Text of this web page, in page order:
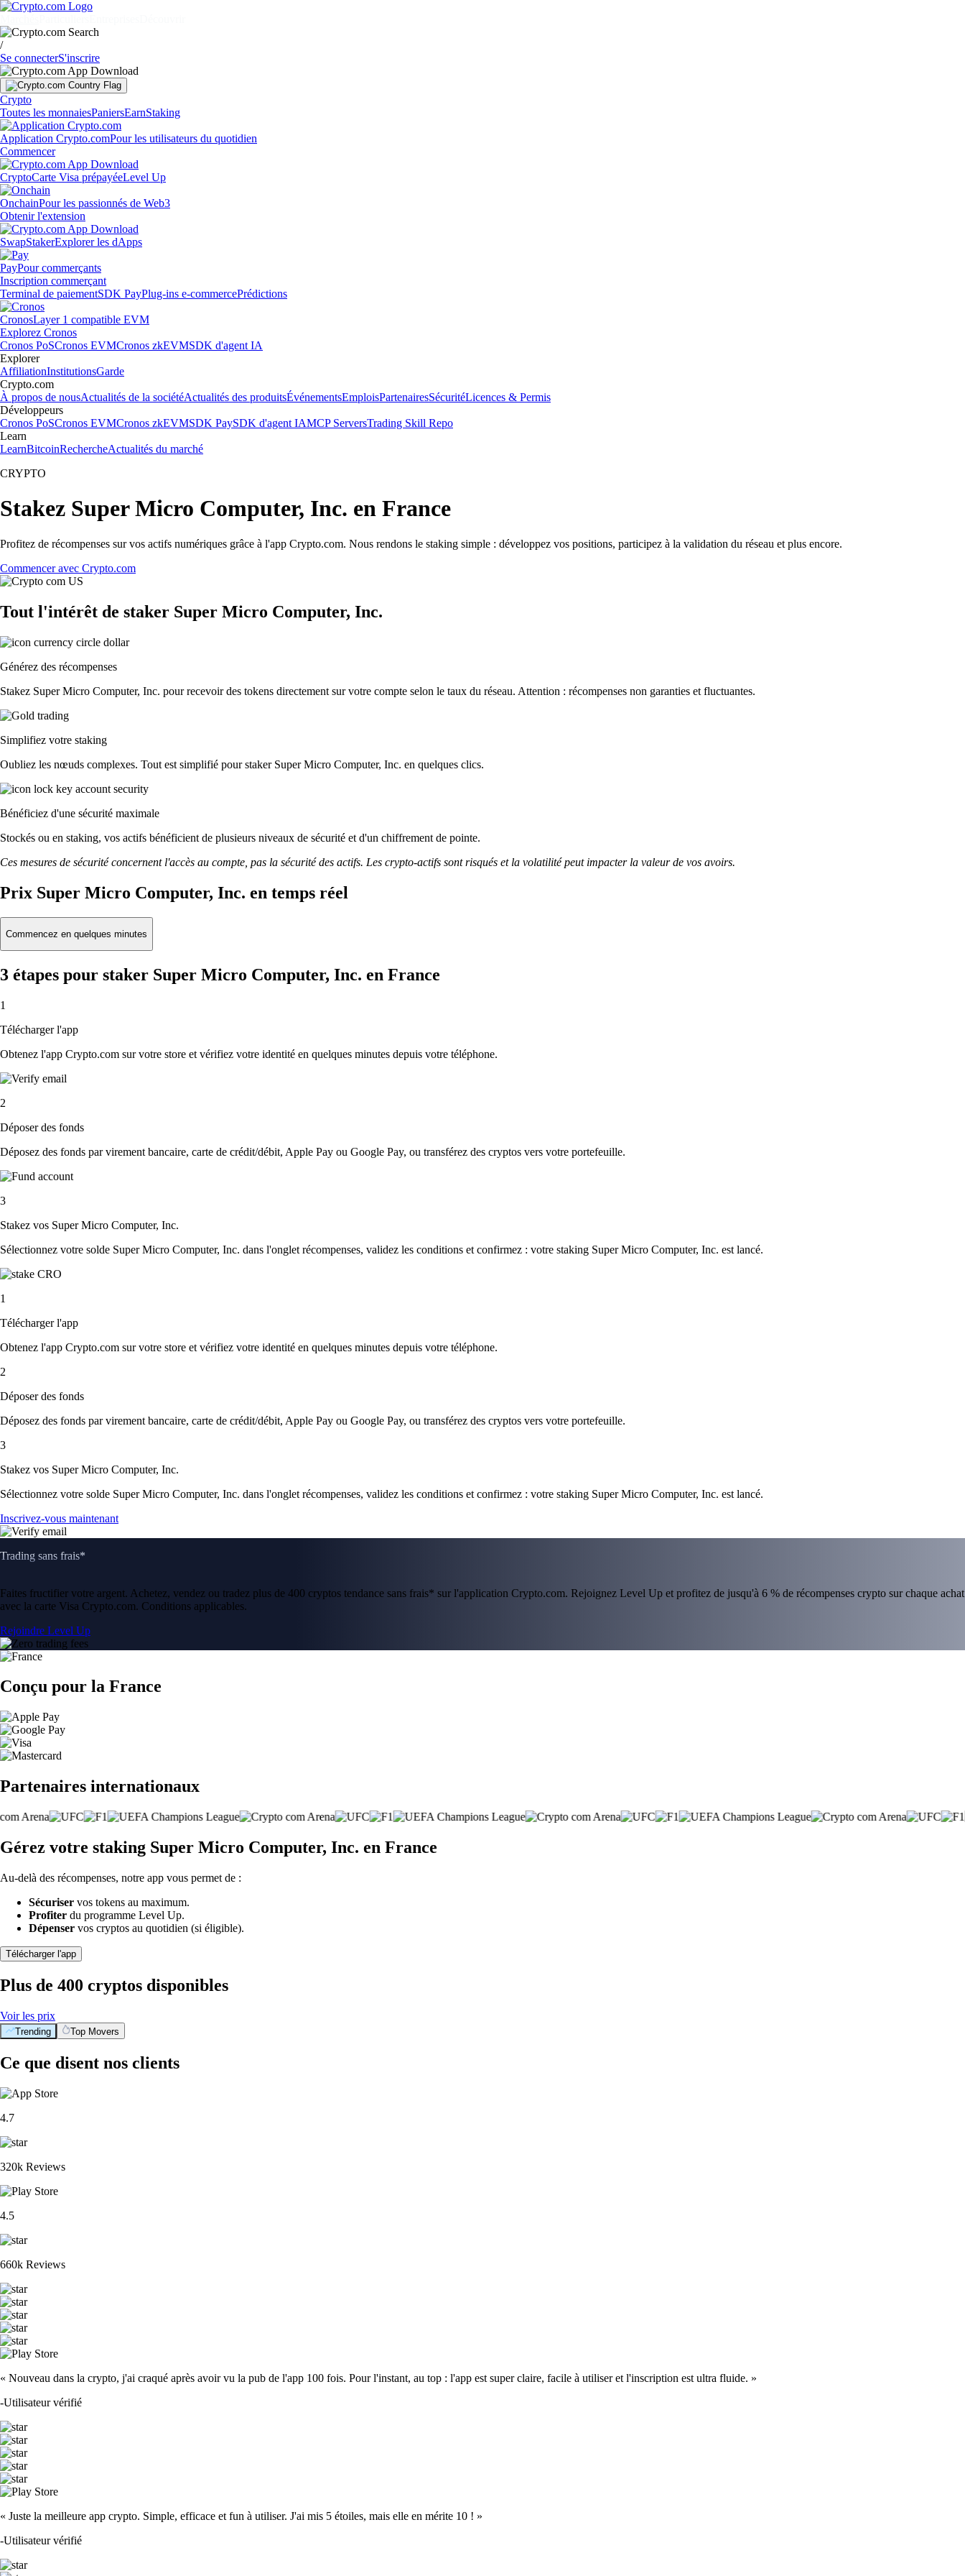
/
Se connecterS'inscrire
Crypto
Toutes les monnaiesPaniersEarnStaking
Application Crypto.comPour les utilisateurs du quotidien
Commencer
CryptoCarte Visa prépayéeLevel Up
OnchainPour les passionnés de Web3
Obtenir l'extension
SwapStakerExplorer les dApps
PayPour commerçants
Inscription commerçant
Terminal de paiementSDK PayPlug-ins e-commercePrédictions
CronosLayer 1 compatible EVM
Explorez Cronos
Cronos PoSCronos EVMCronos zkEVMSDK d'agent IA
Explorer
AffiliationInstitutionsGarde
Crypto.com
À propos de nousActualités de la sociétéActualités des produitsÉvénementsEmploisPartenairesSécuritéLicences & Permis
Développeurs
Cronos PoSCronos EVMCronos zkEVMSDK PaySDK d'agent IAMCP ServersTrading Skill Repo
Learn
LearnBitcoinRechercheActualités du marché
CRYPTO
Stakez Super Micro Computer, Inc. en France
Profitez de récompenses sur vos actifs numériques grâce à l'app Crypto.com. Nous rendons le staking simple : développez vos positions, participez à la validation du réseau et plus encore.
Commencer avec Crypto.com
Tout l'intérêt de staker Super Micro Computer, Inc.
Générez des récompenses
Stakez Super Micro Computer, Inc. pour recevoir des tokens directement sur votre compte selon le taux du réseau. Attention : récompenses non garanties et fluctuantes.
Simplifiez votre staking
Oubliez les nœuds complexes. Tout est simplifié pour staker Super Micro Computer, Inc. en quelques clics.
Bénéficiez d'une sécurité maximale
Stockés ou en staking, vos actifs bénéficient de plusieurs niveaux de sécurité et d'un chiffrement de pointe.
Ces mesures de sécurité concernent l'accès au compte, pas la sécurité des actifs. Les crypto-actifs sont risqués et la volatilité peut impacter la valeur de vos avoirs.
Prix Super Micro Computer, Inc. en temps réel
Commencez en quelques minutes
3 étapes pour staker Super Micro Computer, Inc. en France
1
Télécharger l'app
Obtenez l'app Crypto.com sur votre store et vérifiez votre identité en quelques minutes depuis votre téléphone.
2
Déposer des fonds
Déposez des fonds par virement bancaire, carte de crédit/débit, Apple Pay ou Google Pay, ou transférez des cryptos vers votre portefeuille.
3
Stakez vos Super Micro Computer, Inc.
Sélectionnez votre solde Super Micro Computer, Inc. dans l'onglet récompenses, validez les conditions et confirmez : votre staking Super Micro Computer, Inc. est lancé.
1
Télécharger l'app
Obtenez l'app Crypto.com sur votre store et vérifiez votre identité en quelques minutes depuis votre téléphone.
2
Déposer des fonds
Déposez des fonds par virement bancaire, carte de crédit/débit, Apple Pay ou Google Pay, ou transférez des cryptos vers votre portefeuille.
3
Stakez vos Super Micro Computer, Inc.
Sélectionnez votre solde Super Micro Computer, Inc. dans l'onglet récompenses, validez les conditions et confirmez : votre staking Super Micro Computer, Inc. est lancé.
Inscrivez-vous maintenant
Trading sans frais*
Faites fructifier votre argent. Achetez, vendez ou tradez plus de 400 cryptos tendance sans frais* sur l'application Crypto.com. Rejoignez Level Up et profitez de jusqu'à 6 % de récompenses crypto sur chaque achat
avec la carte Visa Crypto.com. Conditions applicables.
Rejoindre Level Up
Conçu pour la France
Partenaires internationaux
Gérez votre staking Super Micro Computer, Inc. en France
Au-delà des récompenses, notre app vous permet de :
Sécuriser vos tokens au maximum.
Profiter du programme Level Up.
Dépenser vos cryptos au quotidien (si éligible).
Télécharger l'app
Plus de 400 cryptos disponibles
Voir les prix
Trending Top Movers
Ce que disent nos clients
4.7
320k Reviews
4.5
660k Reviews
« Nouveau dans la crypto, j'ai craqué après avoir vu la pub de l'app 100 fois. Pour l'instant, au top : l'app est super claire, facile à utiliser et l'inscription est ultra fluide. »
-Utilisateur vérifié
« Juste la meilleure app crypto. Simple, efficace et fun à utiliser. J'ai mis 5 étoiles, mais elle en mérite 10 ! »
-Utilisateur vérifié